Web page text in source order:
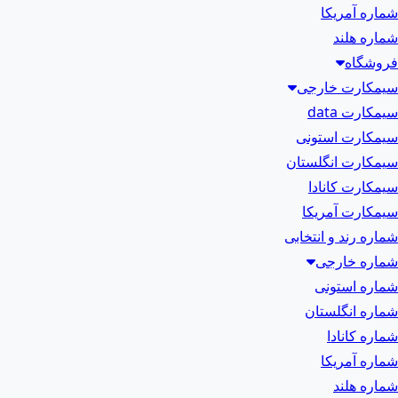
شماره آمریکا
شماره هلند
فروشگاه
سیمکارت خارجی
سیمکارت data
سیمکارت استونی
سیمکارت انگلستان
سیمکارت کانادا
سیمکارت آمریکا
شماره رند و انتخابی
شماره خارجی
شماره استونی
شماره انگلستان
شماره کانادا
شماره آمریکا
شماره هلند